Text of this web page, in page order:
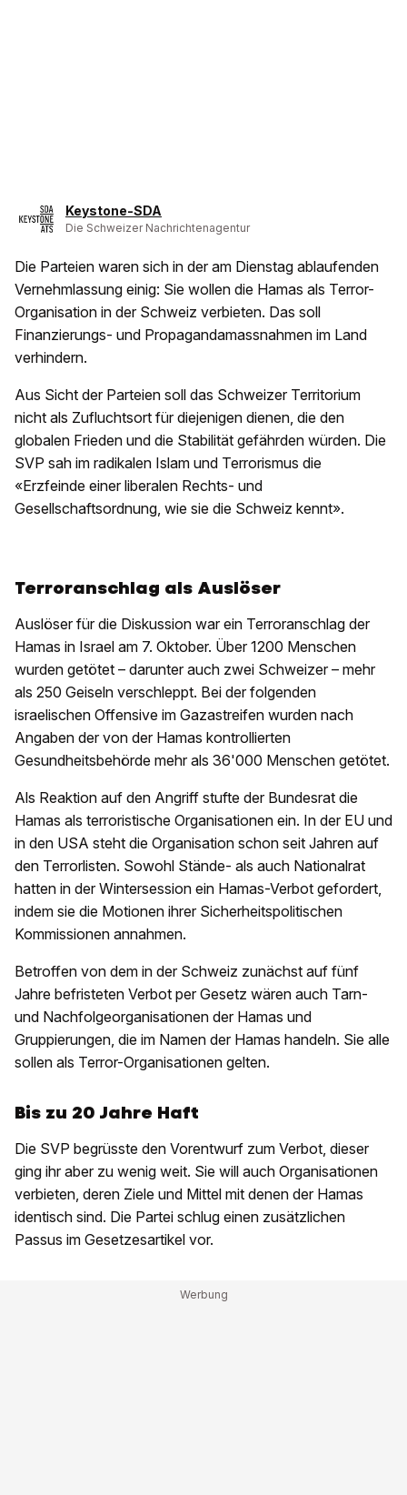
Keystone-SDA
Die Schweizer Nachrichtenagentur
Die Parteien waren sich in der am Dienstag ablaufenden
Vernehmlassung einig: Sie wollen die Hamas als Terror-
Organisation in der Schweiz verbieten. Das soll
Finanzierungs- und Propagandamassnahmen im Land
verhindern.
Aus Sicht der Parteien soll das Schweizer Territorium
nicht als Zufluchtsort für diejenigen dienen, die den
globalen Frieden und die Stabilität gefährden würden. Die
SVP sah im radikalen Islam und Terrorismus die
«Erzfeinde einer liberalen Rechts- und
Gesellschaftsordnung, wie sie die Schweiz kennt».
Terroranschlag als Auslöser
Auslöser für die Diskussion war ein Terroranschlag der
Hamas in Israel am 7. Oktober. Über 1200 Menschen
wurden getötet – darunter auch zwei Schweizer – mehr
als 250 Geiseln verschleppt. Bei der folgenden
israelischen Offensive im Gazastreifen wurden nach
Angaben der von der Hamas kontrollierten
Gesundheitsbehörde mehr als 36'000 Menschen getötet.
Als Reaktion auf den Angriff stufte der Bundesrat die
Hamas als terroristische Organisationen ein. In der EU und
in den USA steht die Organisation schon seit Jahren auf
den Terrorlisten. Sowohl Stände- als auch Nationalrat
hatten in der Wintersession ein Hamas-Verbot gefordert,
indem sie die Motionen ihrer Sicherheitspolitischen
Kommissionen annahmen.
Betroffen von dem in der Schweiz zunächst auf fünf
Jahre befristeten Verbot per Gesetz wären auch Tarn-
und Nachfolgeorganisationen der Hamas und
Gruppierungen, die im Namen der Hamas handeln. Sie alle
sollen als Terror-Organisationen gelten.
Bis zu 20 Jahre Haft
Die SVP begrüsste den Vorentwurf zum Verbot, dieser
ging ihr aber zu wenig weit. Sie will auch Organisationen
verbieten, deren Ziele und Mittel mit denen der Hamas
identisch sind. Die Partei schlug einen zusätzlichen
Passus im Gesetzesartikel vor.